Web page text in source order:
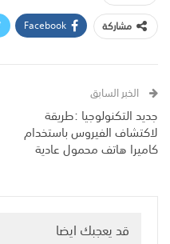
مشاركة
Facebook
الخبر السابق
جديد التكنولوجيا :طريقة
لاكتشاف الفيروس باستخدام
كاميرا هاتف محمول عادية
قد يعجبك ايضا